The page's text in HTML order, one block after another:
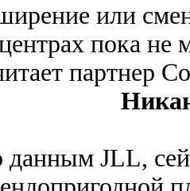
или
пока не
партнер
данным JLL,